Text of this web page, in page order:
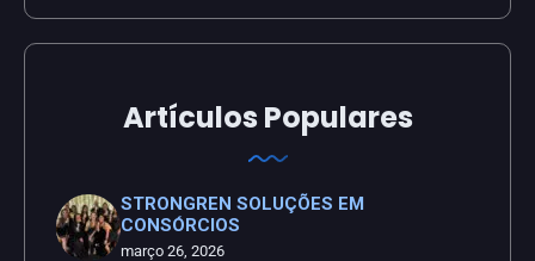
Artículos Populares
STRONGREN SOLUÇÕES EM
CONSÓRCIOS
março 26, 2026